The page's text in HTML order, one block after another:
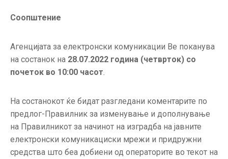
Соопштение
Агенцијата за електронски комуникации Ве поканува
на состанок на 28.07.2022 година (четврток) со
почеток во 10:00 часот.
На состанокот ќе бидат разгледани коментарите по
предлог-Правилник за изменување и дополнување
на Правилникот за начинот на изградба на јавните
електронски комуникациски мрежи и придружни
средства што беа добиени од операторите во текот на